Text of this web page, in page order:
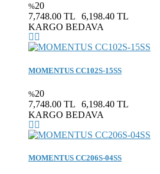
%20
7,748.00 TL
6,198.40 TL
KARGO BEDAVA
MOMENTUS CC102S-15SS
%20
7,748.00 TL
6,198.40 TL
KARGO BEDAVA
MOMENTUS CC206S-04SS